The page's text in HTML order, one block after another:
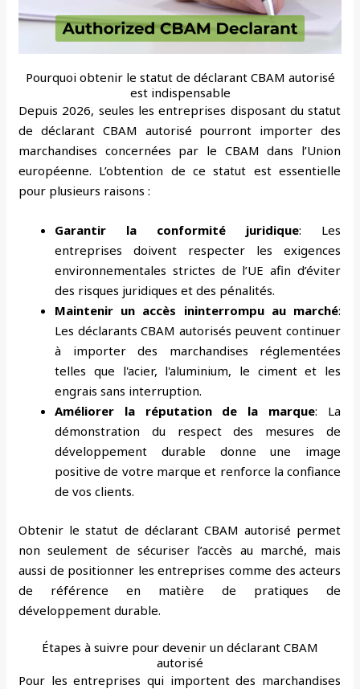
Pourquoi obtenir le statut de déclarant CBAM autorisé
est indispensable
Depuis 2026, seules les entreprises disposant du statut
de déclarant CBAM autorisé pourront importer des
marchandises concernées par le CBAM dans l’Union
européenne. L’obtention de ce statut est essentielle
pour plusieurs raisons :
Garantir la conformité juridique: Les
entreprises doivent respecter les exigences
environnementales strictes de l’UE afin d’éviter
des risques juridiques et des pénalités.
Maintenir un accès ininterrompu au marché:
Les déclarants CBAM autorisés peuvent continuer
à importer des marchandises réglementées
telles que l'acier, l'aluminium, le ciment et les
engrais sans interruption.
Améliorer la réputation de la marque: La
démonstration du respect des mesures de
développement durable donne une image
positive de votre marque et renforce la confiance
de vos clients.
Obtenir le statut de déclarant CBAM autorisé permet
non seulement de sécuriser l’accès au marché, mais
aussi de positionner les entreprises comme des acteurs
de référence en matière de pratiques de
développement durable.
Étapes à suivre pour devenir un déclarant CBAM
autorisé
Pour les entreprises qui importent des marchandises